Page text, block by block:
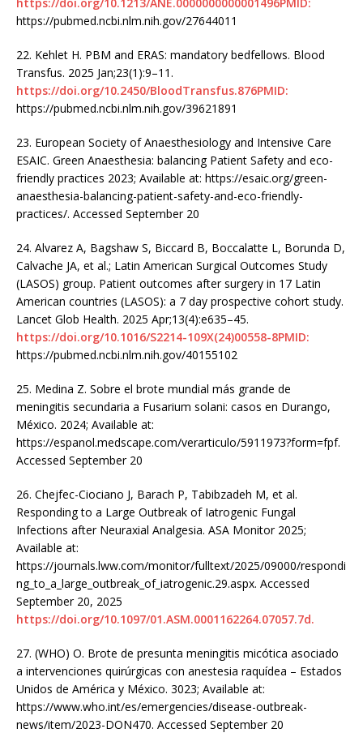
https://pubmed.ncbi.nlm.nih.gov/27644011
22. Kehlet H. PBM and ERAS: mandatory bedfellows. Blood
Transfus. 2025 Jan;23(1):9–11.
https://doi.org/10.2450/BloodTransfus.876PMID:
https://pubmed.ncbi.nlm.nih.gov/39621891
23. European Society of Anaesthesiology and Intensive Care
ESAIC. Green Anaesthesia: balancing Patient Safety and eco-
friendly practices 2023; Available at: https://esaic.org/green-
anaesthesia-balancing-patient-safety-and-eco-friendly-
practices/. Accessed September 20
24. Alvarez A, Bagshaw S, Biccard B, Boccalatte L, Borunda D,
Calvache JA, et al.; Latin American Surgical Outcomes Study
(LASOS) group. Patient outcomes after surgery in 17 Latin
American countries (LASOS): a 7 day prospective cohort study.
Lancet Glob Health. 2025 Apr;13(4):e635–45.
https://doi.org/10.1016/S2214-109X(24)00558-8PMID:
https://pubmed.ncbi.nlm.nih.gov/40155102
25. Medina Z. Sobre el brote mundial más grande de
meningitis secundaria a Fusarium solani: casos en Durango,
México. 2024; Available at:
https://espanol.medscape.com/verarticulo/5911973?form=fpf.
Accessed September 20
26. Chejfec-Ciociano J, Barach P, Tabibzadeh M, et al.
Responding to a Large Outbreak of Iatrogenic Fungal
Infections after Neuraxial Analgesia. ASA Monitor 2025;
Available at:
https://journals.lww.com/monitor/fulltext/2025/09000/respondi
ng_to_a_large_outbreak_of_iatrogenic.29.aspx. Accessed
September 20, 2025
https://doi.org/10.1097/01.ASM.0001162264.07057.7d.
27. (WHO) O. Brote de presunta meningitis micótica asociado
a intervenciones quirúrgicas con anestesia raquídea – Estados
Unidos de América y México. 3023; Available at:
https://www.who.int/es/emergencies/disease-outbreak-
news/item/2023-DON470. Accessed September 20